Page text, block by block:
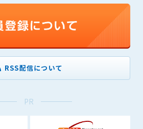
RSS配信について
PR
本規約内容に同意する